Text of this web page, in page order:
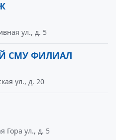
ул., д. 5
СМУ ФИЛИАЛ
ул., д. 20
Гора ул., д. 5